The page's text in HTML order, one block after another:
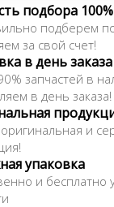
цилиндры,
жидкости
тросы,
Автолюбители
всех деталей
что
Важно
можно найти
авто в мире.
подбора 100%
подберем по
за свой счет!
в день заказа
запчастей в
в день заказа!
и
упаковка
и бесплатно